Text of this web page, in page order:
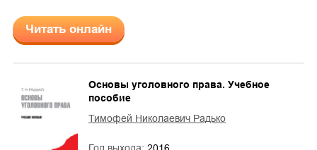
Читать онлайн
Основы уголовного права. Учебное
пособие
Тимофей Николаевич Радько